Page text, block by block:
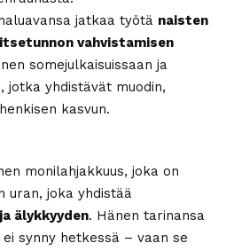
jatkaa työtä naisten
itsetunnon vahvistamisen
somejulkaisuissaan ja
jotka yhdistävät muodin,
kasvun.
monilahjakkuus, joka on
uran, joka yhdistää
älykkyyden. Hänen tarinansa
synny hetkessä – vaan se